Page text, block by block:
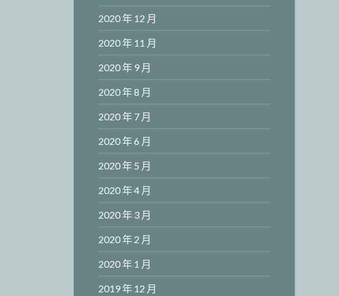
2020 年 12 月
2020 年 11 月
2020 年 9 月
2020 年 8 月
2020 年 7 月
2020 年 6 月
2020 年 5 月
2020 年 4 月
2020 年 3 月
2020 年 2 月
2020 年 1 月
2019 年 12 月